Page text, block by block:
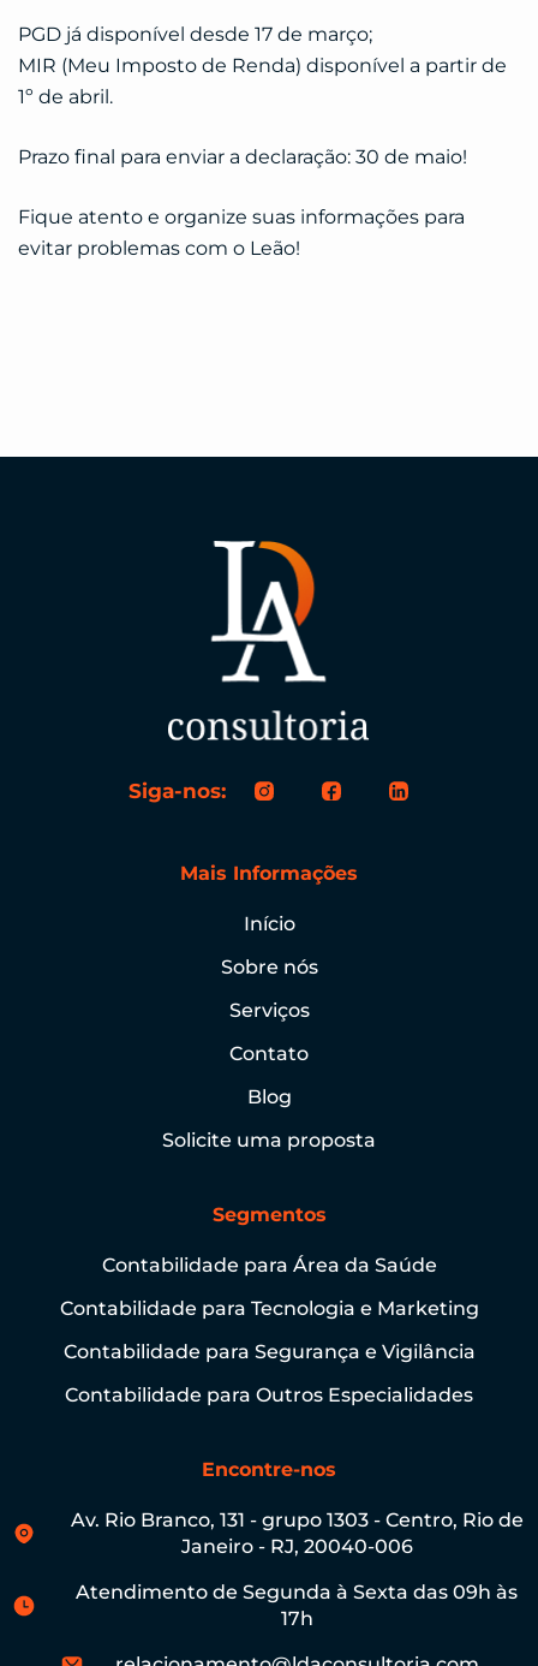
PGD já disponível desde 17 de março;
MIR (Meu Imposto de Renda) disponível a partir de
1º de abril.
Prazo final para enviar a declaração: 30 de maio!
Fique atento e organize suas informações para
evitar problemas com o Leão!
Siga-nos:
Mais Informações
Início
Sobre nós
Serviços
Contato
Blog
Solicite uma proposta
Segmentos
Contabilidade para Área da Saúde
Contabilidade para Tecnologia e Marketing
Contabilidade para Segurança e Vigilância
Contabilidade para Outros Especialidades
Encontre-nos
Av. Rio Branco, 131 - grupo 1303 - Centro, Rio de
Janeiro - RJ, 20040-006
Atendimento de Segunda à Sexta das 09h às
17h